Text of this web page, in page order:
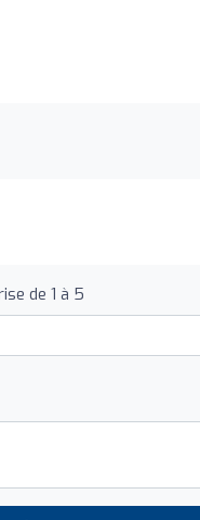
de 1 à 5